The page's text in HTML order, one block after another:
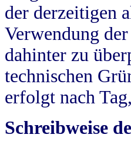
der derzeitigen
Verwendung
dahinter zu
technischen
erfolgt nach
Schreibweise